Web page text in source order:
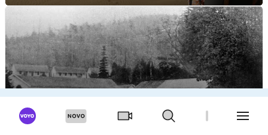
'Spopad' velesil z eno žrtvijo – prašičem